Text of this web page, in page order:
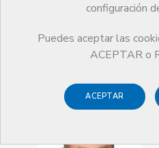
configuración
Puedes aceptar las
ACEPTAR o
ACEPTAR
Guardonat